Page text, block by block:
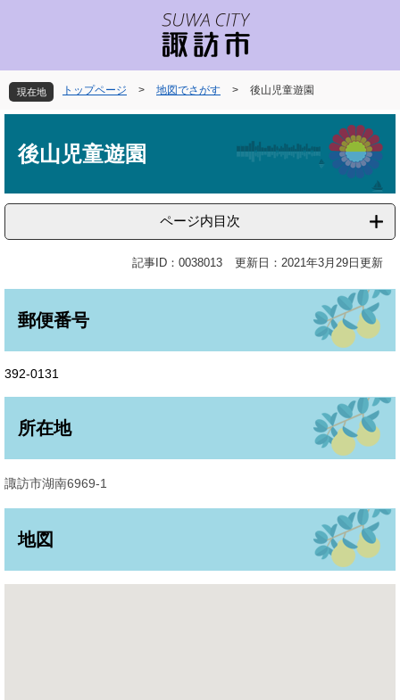
先
頭
を
飛
文
現在地 トップページ > 地図でさがす > 後山児童遊園
後山児童遊園
ページ内目次
記事ID：0038013 更新日：2021年3月29日更新
郵便番号
392-0131
所在地
諏訪市湖南6969-1
地図